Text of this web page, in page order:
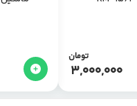
3,000,000
تومان